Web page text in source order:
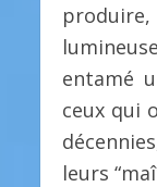
entamé
ceux qui
leurs